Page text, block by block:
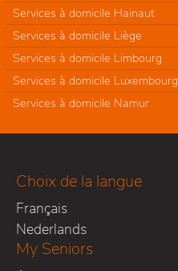
Services à domicile Hainaut
Services à domicile Liège
Services à domicile Limbourg
Services à domicile Luxembourg
Services à domicile Namur
Choix de la langue
Français
Nederlands
My Seniors